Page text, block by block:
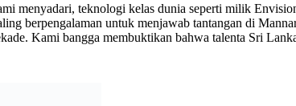
menyadari, teknologi kelas dunia seperti milik
berpengalaman untuk menjawab tantangan di
Kami bangga membuktikan bahwa talenta Sri